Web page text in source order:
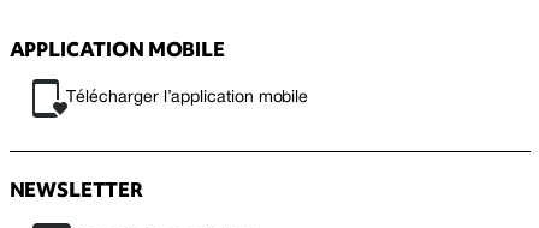
APPLICATION MOBILE
Télécharger l’application mobile
NEWSLETTER